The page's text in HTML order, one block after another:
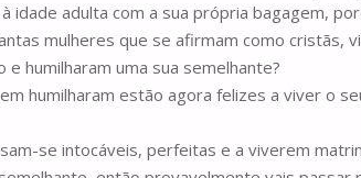
adulta com a sua própria bagagem,
mulheres que se afirmam como cristãs,
humilharam uma sua semelhante?
humilharam estão agora felizes a viver o
se intocáveis, perfeitas e a viverem